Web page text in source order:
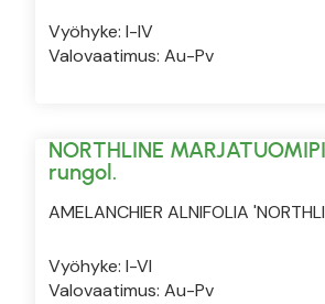
Vyöhyke: I-IV
Valovaatimus: Au-Pv
NORTHLINE
rungol.
AMELANCHIER ALNIFOLIA
Vyöhyke: I-VI
Valovaatimus: Au-Pv